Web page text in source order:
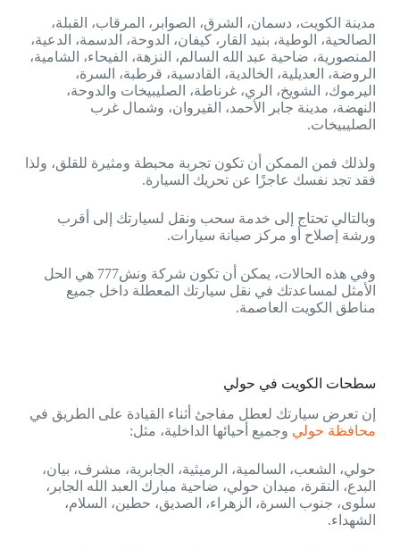
مدينة الكويت، دسمان، الشرق، الصوابر، المرقاب، القبلة،
الصالحية، الوطية، بنيد القار، كيفان، الدوحة، الدسمة، الدعية،
المنصورية، ضاحية عبد الله السالم، النزهة، الفيحاء، الشامية،
الروضة، العديلية، الخالدية، القادسية، قرطبة، السرة،
اليرموك، الشويخ، الري، غرناطة، الصليبيخات والدوحة،
النهضة، مدينة جابر الأحمد، القيروان، وشمال غرب
الصليبيخات.
ولذلك فمن الممكن أن تكون تجربة محبطة ومثيرة للقلق، ولذا
فقد تجد نفسك عاجزًا عن تحريك السيارة.
وبالتالي تحتاج إلى خدمة سحب ونقل لسيارتك إلى أقرب
ورشة إصلاح أو مركز صيانة سيارات.
وفي هذه الحالات، يمكن أن تكون شركة ونش777 هي الحل
الأمثل لمساعدتك في نقل سيارتك المعطلة داخل جميع
مناطق الكويت العاصمة.
سطحات الكويت في حولي
إن تعرض سيارتك لعطل مفاجئ أثناء القيادة على الطريق في
محافظة حولي وجميع أحيائها الداخلية، مثل:
حولي، الشعب، السالمية، الرميثية، الجابرية، مشرف، بيان،
البدع، النقرة، ميدان حولي، ضاحية مبارك العبد الله الجابر،
سلوى، جنوب السرة، الزهراء، الصديق، حطين، السلام،
الشهداء.